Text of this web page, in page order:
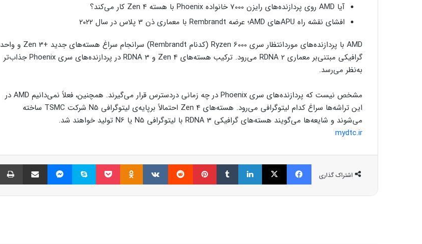
آیا AMD روی پردازنده‌های رایزن 7000 خانواده Phoenix با هسته Zen 4 کار می‌کند؟
افشای نقشه راه APUهای AMD؛ عرضه Rembrandt با معماری ذن 3 پلاس در سال ۲۰۲۲
AMD با پردازنده‌های موردانتظار سری Ryzen 6000 (کدنام Rembrandt) سرانجام سراغ هسته‌های جدید +
Zen 3 و واحد
گرافیکی مبتنی‌بر معماری RDNA 2 می‌رود. ترکیب هسته‌های Zen 4 و RDNA 3 در پردازنده‌های سری Phoenix جذاب‌تر
به‌نظر می‌رسد.
مشخص نیست که پردازنده‌های سری Phoenix در چه زمانی دردسترس قرار می‌گیرند. همچنین، فعلاً نمی‌دانیم AMD در
این تراشه‌ها سراغ کدام لیتوگرافی می‌رود. هسته‌های Zen 4 احتمالاً برپایه‌ی لیتوگرافی N5 شرکت TSMC ساخته
می‌شوند و شایعه‌ها می‌گویند هسته‌های گرافیکی RDNA 3 با لیتوگرافی N5 یا N6 تولید خواهند شد.
mydtc.ir
اشتراک گذاری
فیسبوک ایکس لینکداین تامبلر پینتریست Reddit
VKontakte
Odnoklassniki پاکت اسکایپ مسنجر اشتراک گذاری با ایمیل